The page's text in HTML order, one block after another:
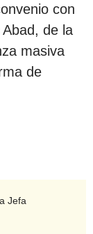
con
de la
masiva
de
Jefa